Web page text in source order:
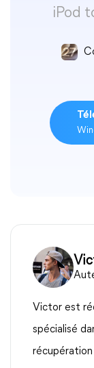
iPod
Victor est
spécialisé
récupération